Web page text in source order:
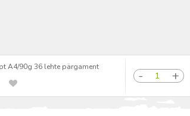
A4/90g 36 lehte pärgament